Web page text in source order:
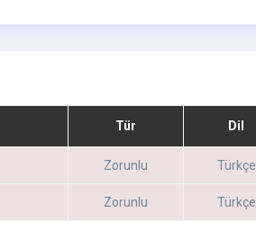
Tür Dil
Zorunlu Türkçe
Zorunlu Türkçe